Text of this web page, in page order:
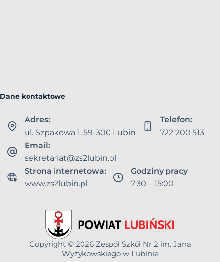
Dane kontaktowe
Adres:
ul. Szpakowa 1, 59-300 Lubin
Telefon:
722 200 513
Email:
sekretariat@zs2lubin.pl
Strona internetowa:
www.zs2lubin.pl
Godziny pracy
7:30 – 15:00
Copyright © 2026 Zespół Szkół Nr 2 im. Jana
Wyżykowskiego w Lubinie